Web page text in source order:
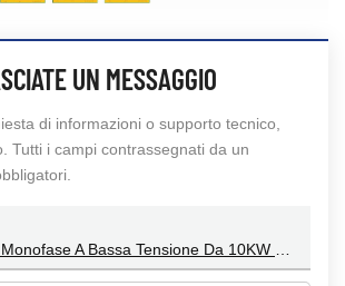
UN MESSAGGIO
di informazioni o supporto tecnico,
Tutti i campi contrassegnati da un
Inverter Ibrido Monofase A Bassa Tensione Da 10KW 230V Per La Casa XD7-10KTL